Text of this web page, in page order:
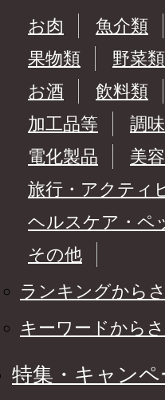
お肉
魚介類
果物類
野菜類
お酒
飲料類
加工品等
調
電化製品
美容
旅行・アクティ
ヘルスケア・ペ
その他
ランキングから
キーワードから
特集・キャンペ